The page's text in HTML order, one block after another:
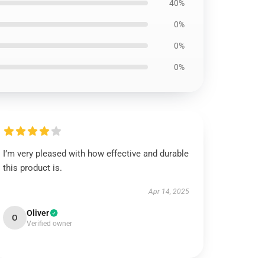
40%
0%
0%
0%
I’m very pleased with how effective and durable
this product is.
Apr 14, 2025
O Oliver
Verified owner